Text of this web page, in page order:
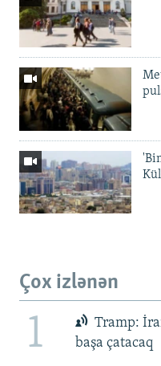
Çox izlənən
1
Tramp:
başa çatacaq